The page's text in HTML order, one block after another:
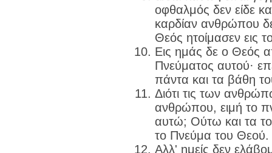
οφθαλμός δεν είδε
καρδίαν ανθρώπου
Θεός ητοίμασεν εις
Εις ημάς δε ο Θεός
Πνεύματος αυτού·
πάντα και τα βάθη
Διότι τις των
ανθρώπου, ειμή το
αυτώ; Ούτω και τα
το Πνεύμα του Θεού.
Αλλ' ημείς δεν